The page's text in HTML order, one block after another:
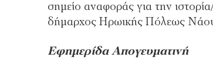
σημείο αναφοράς για την
δήμαρχος Ηρωικής Πόλεως
Εφημερίδα Απογευματινή